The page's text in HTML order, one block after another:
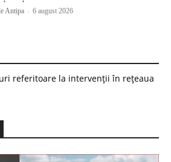
Antipa - 6 august 2026
referitoare la intervenții în rețeaua